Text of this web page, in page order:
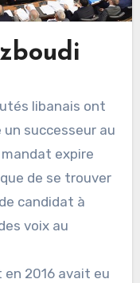
libanais ont
successeur au
expire
de se trouver
candidat à
voix au
2016 avait eu